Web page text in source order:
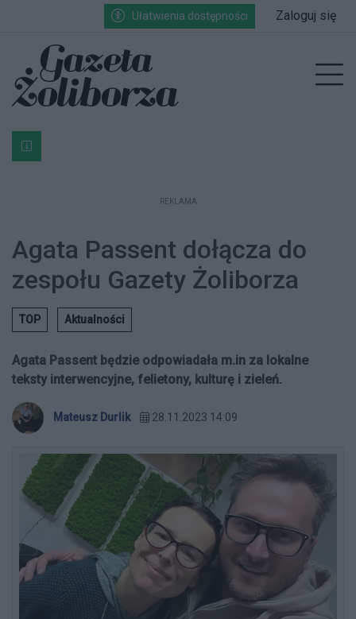
Przejdź do głównych treści
Przejdź do wyszukiwarki
Przejdź do głównego menuUłatwienia dostępności Zaloguj się
Bardzo ważna informacja dla podatników posiadających
REKLAMA
Agata Passent dołącza do
zespołu Gazety Żoliborza
TOP Aktualności
Agata Passent będzie odpowiadała m.in za lokalne
teksty interwencyjne, felietony, kulturę i zieleń.
Mateusz Durlik 28.11.2023 14:09